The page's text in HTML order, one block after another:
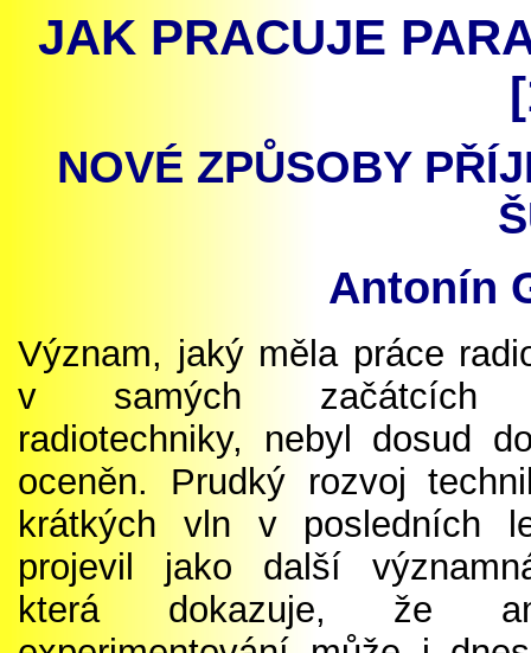
JAK PRACUJE
[
NOVÉ ZPŮSOBY
Antonín
Význam, jaký měla práce
v samých začátcích
radiotechniky, nebyl dosud
oceněn. Prudký rozvoj
krátkých vln v posledních
projevil jako další
která dokazuje, že